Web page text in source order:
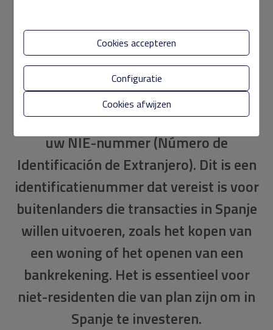
aankoop in Spanje.
1.Verkrijg uw NIE-nummer
De eerste stap bij het kopen van een
woning in Spanje is het verkrijgen van
uwNIE-nummer(Número de
Identificación de Extranjero). Dit is een
identificatienummer dat vereist is voor
buitenlanders die transacties in Spanje
willen uitvoeren, zoals het kopen van
een woning of het openen van een
bankrekening. Het is essentieel voor
niet-residenten die van plan zijn om in
Spanje te investeren.
Cookies accepteren
Configuratie
Cookies afwijzen